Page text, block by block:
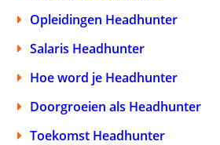
Opleidingen Headhunter
Salaris Headhunter
Hoe word je Headhunter
Doorgroeien als Headhunter
Toekomst Headhunter